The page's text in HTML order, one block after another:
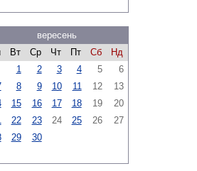
вересень
Вт Ср Чт Пт Сб
Нд
1
2 3 4 5
6
8 9 10 11 12
13
15 16 17 18 19
20
22 23 24 25 26
27
29 30